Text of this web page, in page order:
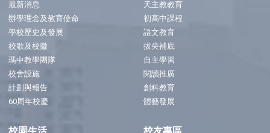
最新消息
辦學理念及教育使命
學校歷史及發展
校歌及校徽
瑪中教學團隊
校舍設施
計劃與報告
60周年校慶
天主教教育
初高中課程
語文教育
拔尖補底
自主學習
閱讀推廣
創科教育
體藝發展